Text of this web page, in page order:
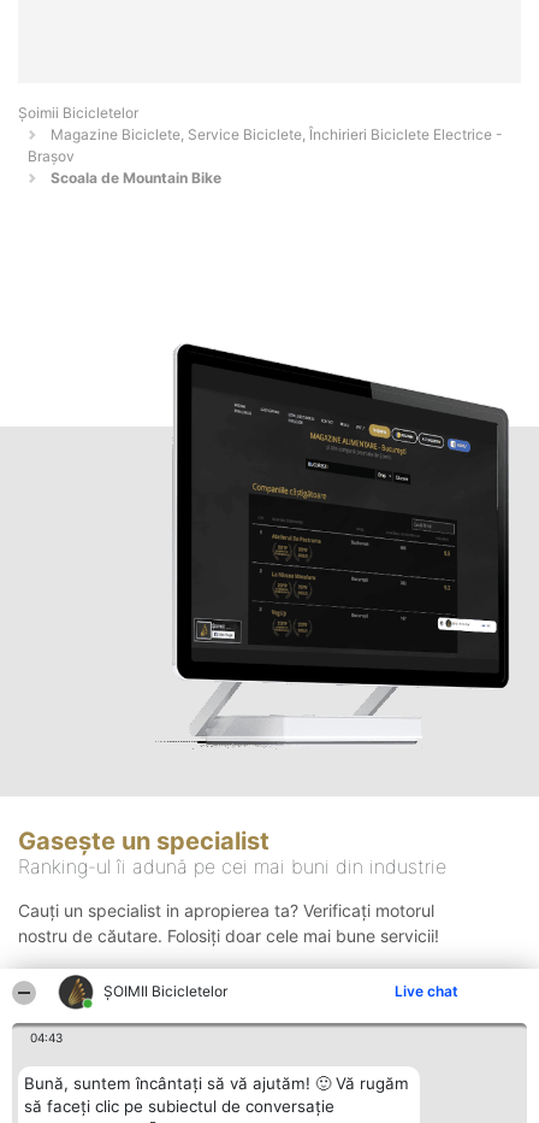
ȘOIMII Bicicletelor Live chat
04:43
Bună, suntem încântați să vă ajutăm! 🙂 Vă rugăm
să faceți clic pe subiectul de conversație
Șoimii Bicicletelor
Magazine Biciclete, Service Biciclete, Închirieri Biciclete Electrice -
Braşov
Scoala de Mountain Bike
Gasește un specialist
Ranking-ul îi adună pe cei mai buni din industrie
Cauți un specialist in apropierea ta? Verificați motorul
nostru de căutare. Folosiți doar cele mai bune servicii!